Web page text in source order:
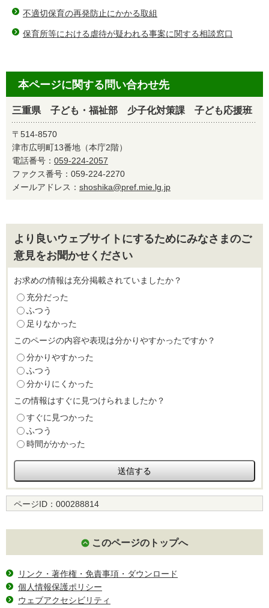
不適切保育の再発防止にかかる取組
保育所等における虐待が疑われる事案に関する相談窓口
本ページに関する問い合わせ先
三重県 子ども・福祉部 少子化対策課 子ども応援班
〒514-8570
津市広明町13番地（本庁2階）
電話番号： 059-224-2057
ファクス番号：059-224-2270
メールアドレス： shoshika@pref.mie.lg.jp
より良いウェブサイトにするためにみなさまのご
意見をお聞かせください
お求めの情報は充分掲載されていましたか？
充分だった
ふつう
足りなかった
このページの内容や表現は分かりやすかったですか？
分かりやすかった
ふつう
分かりにくかった
この情報はすぐに見つけられましたか？
すぐに見つかった
ふつう
時間がかかった
ページID： 000288814
このページのトップへ
リンク・著作権・免責事項・ダウンロード
個人情報保護ポリシー
ウェブアクセシビリティ